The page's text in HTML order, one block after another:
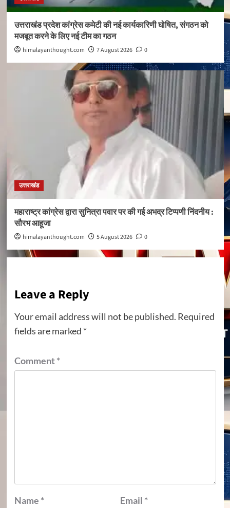
उत्तराखंड प्रदेश कांग्रेस कमेटी की नई कार्यकारिणी घोषित, संगठन को
मजबूत करने के लिए नई टीम का गठन
himalayanthought.com 7 August 2026 0
उत्तराखंड
महाराष्ट्र कांग्रेस द्वारा सुनित्रा पवार पर की गई अभद्र टिप्पणी निंदनीय :
सौरभ आहूजा
himalayanthought.com 5 August 2026 0
Leave a Reply
Your email address will not be published. Required
fields are marked *
Comment*
Name * Email *